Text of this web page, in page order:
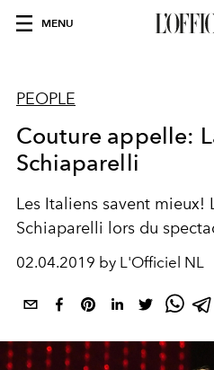
MENU
PEOPLE
Couture appelle:
Schiaparelli
Les Italiens savent mieux!
Schiaparelli lors du
02.04.2019 by L'Officiel NL